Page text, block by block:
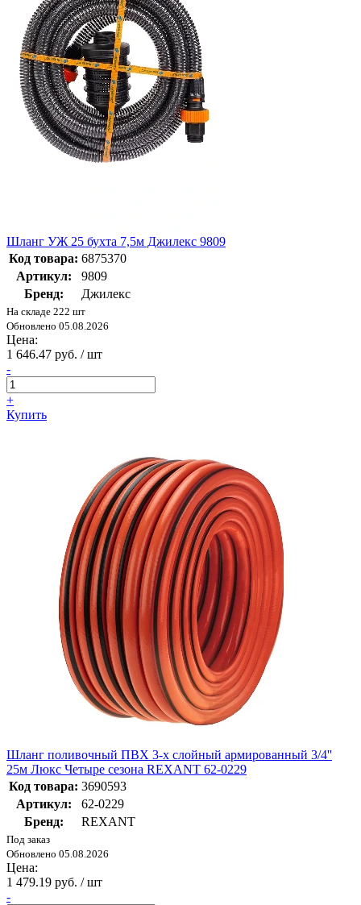
Шланг УЖ 25 бухта 7,5м Джилекс 9809
Код товара: 6875370
Артикул:
9809
Бренд:
Джилекс
На складе 222 шт
Обновлено 05.08.2026
Цена:
1 646.47 руб. / шт
-
+
Купить
Шланг поливочный ПВХ 3-х слойный армированный 3/4''
25м Люкс Четыре сезона REXANT 62-0229
Код товара: 3690593
Артикул:
62-0229
Бренд:
REXANT
Под заказ
Обновлено 05.08.2026
Цена:
1 479.19 руб. / шт
-